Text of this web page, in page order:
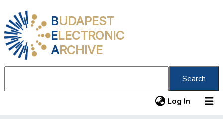
BUDAPEST
ELECTRONIC
ARCHIVE
Search
Log In (current)